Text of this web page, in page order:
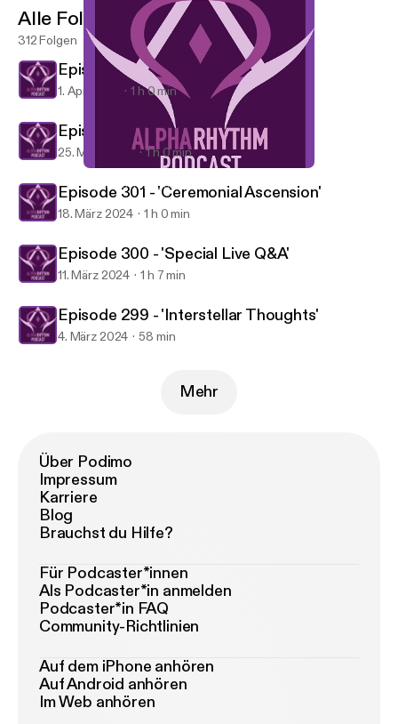
Alpha Rhythm Drum and Bass Podcast
Alle Folgen
312 Folgen
Episode 303 - 'Twilight Dawn'
1. Apr. 2024 1 h 0 min
Episode 302 - 'Stars Fade'
25. März 2024 1 h 0 min
Episode 301 - 'Ceremonial Ascension'
18. März 2024 1 h 0 min
Episode 300 - 'Special Live Q&A'
11. März 2024 1 h 7 min
Episode 299 - 'Interstellar Thoughts'
4. März 2024 58 min
Mehr
Über Podimo
Impressum
Karriere
Blog
Brauchst du Hilfe?
Für Podcaster*innen
Als Podcaster*in anmelden
Podcaster*in FAQ
Community-Richtlinien
Auf dem iPhone anhören
Auf Android anhören
Im Web anhören